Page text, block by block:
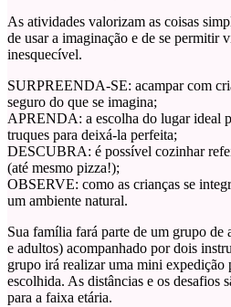
As atividades valorizam as coisas
de usar a imaginação e de se permitir
inesquecível.
SURPREENDA-SE: acampar com
seguro do que se imagina;
APRENDA: a escolha do lugar ideal
truques para deixá-la perfeita;
DESCUBRA: é possível cozinhar
(até mesmo pizza!);
OBSERVE: como as crianças se
um ambiente natural.
Sua família fará parte de um grupo de
e adultos) acompanhado por dois
grupo irá realizar uma mini expedição
escolhida. As distâncias e os desafios
para a faixa etária.